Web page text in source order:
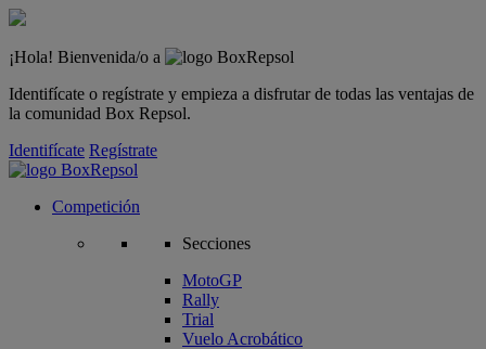
¡Hola! Bienvenida/o a
Identifícate o regístrate y empieza a disfrutar de todas las ventajas de
la comunidad Box Repsol.
Identifícate Regístrate
Competición
Secciones
MotoGP
Rally
Trial
Vuelo Acrobático